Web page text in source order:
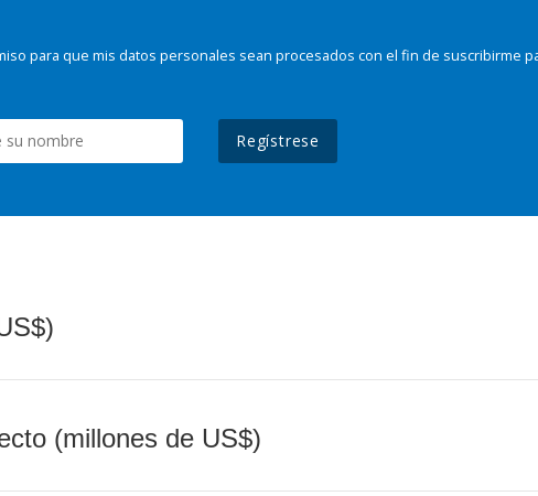
para que mis datos personales sean procesados con el fin de suscribirme
Regístrese
(millones de US$)